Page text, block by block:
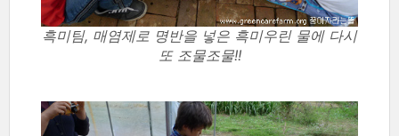
흑미팀, 매염제로 명반을 넣은 흑미우린 물에 다시
또 조물조물!!